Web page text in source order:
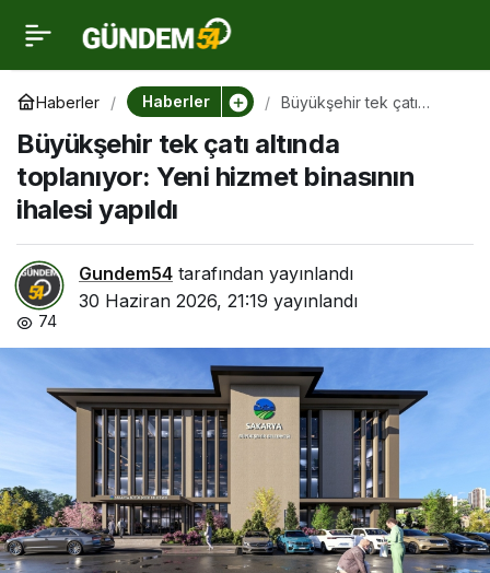
Haberler Haberler
Büyükşehir tek çatı
hizmet binasının ihalesi
yapıldı
Büyükşehir tek çatı altında
toplanıyor: Yeni hizmet binasının
ihalesi yapıldı
Gundem54 tarafından yayınlandı
30 Haziran 2026, 21:19 yayınlandı
74
Büyükşehir tek çatı
altında toplanıyor: Yeni
hizmet binasının ihalesi
yapıldı